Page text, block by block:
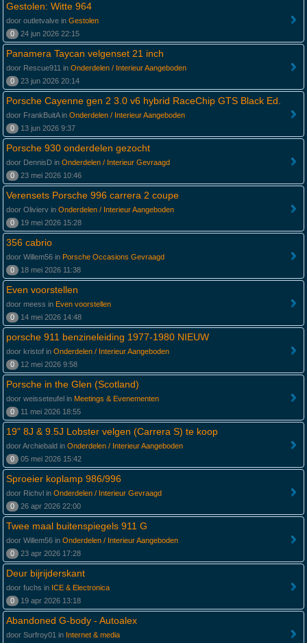
Gestolen: Witte 964
door outletvalve in Gestolen
0
24 jun 2026 22:15
Panamera Taycan velgenset 21 inch
door Rescue911 in Onderdelen / Interieur Aangeboden
0
23 jun 2026 20:14
Porsche Cayenne gen 2 3.0 v6 hybrid RaceChip GTS Black Ed.
door FrankBuitA in Onderdelen / Interieur Aangeboden
0
13 jun 2026 9:37
Porsche 930 onderdelen gezocht
door DennisD in Onderdelen / Interieur Gevraagd
0
23 mei 2026 10:46
Verensets Porsche 996 carrera 2 coupe
door Olivierv in Onderdelen / Interieur Aangeboden
0
19 mei 2026 15:28
356 cabrio
door Willem56 in Porsche Occasions Gevraagd
0
18 mei 2026 11:38
Even voorstellen
door meess in Even voorstellen
0
14 mei 2026 14:48
porsche 911 benzineleiding 1977-1980 NIEUW
door kristof in Onderdelen / Interieur Aangeboden
0
12 mei 2026 9:58
Porsche in the Glen (Scotland)
door weisseteufel in Meetings & Evenementen
0
11 mei 2026 18:55
19" 8J & 9.5J Lobster velgen (Carrera S) te koop
door Archiebald in Onderdelen / Interieur Aangeboden
0
05 mei 2026 15:42
Sproeier koplamp 986/996
door Richvl in Onderdelen / Interieur Gevraagd
0
26 apr 2026 22:00
Twee maal buitenspiegels 911 G
door Willem56 in Onderdelen / Interieur Aangeboden
0
23 apr 2026 17:28
Deur bijrijderskant
door fuchs in ICE & Electronica
0
19 apr 2026 13:18
Abandoned G-body - Autoalex
door Surfroy01 in Internet & media